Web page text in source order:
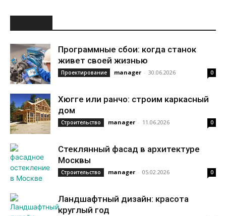
Программные сбои: когда станок
живет своей жизнью
Проектирование manager - 30.06.2026 0
Хюгге или ранчо: строим каркасный
дом
Строительство manager - 11.06.2026 0
Стеклянный фасад в архитектуре
Москвы
Строительство manager - 05.02.2026 0
Ландшафтный дизайн: красота
круглый год